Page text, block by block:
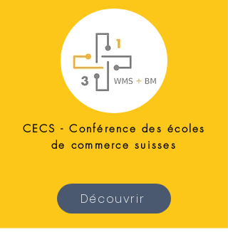
CECS - Conférence des écoles
de commerce suisses
Découvrir